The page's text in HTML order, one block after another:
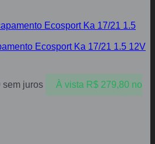
Ecosport Ka 17/21 1.5 12V
sem juros À vista R$279,80 no